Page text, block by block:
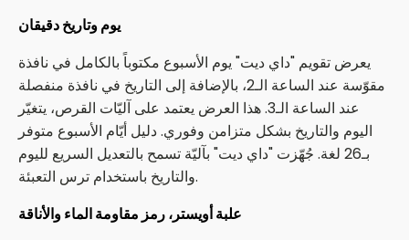
يوم وتاريخ دقيقان
يعرض تقويم "داي ديت" يوم الأسبوع مكتوباً بالكامل في نافذة
مقوّسة عند الساعة الـ2، بالإضافة إلى التاريخ في نافذة منفصلة
عند الساعة الـ3. هذا العرض يعتمد على آليّات القرص، يتغيّر
اليوم والتاريخ بشكل متزامن وفوري. دليل أيّام الأسبوع متوفر
بـ26 لغة. جُهّزت "داي ديت" بآليّة تسمح بالتعديل السريع لليوم
والتاريخ باستخدام ترس التعبئة.
علبة أويستر، رمز مقاومة الماء والأناقة